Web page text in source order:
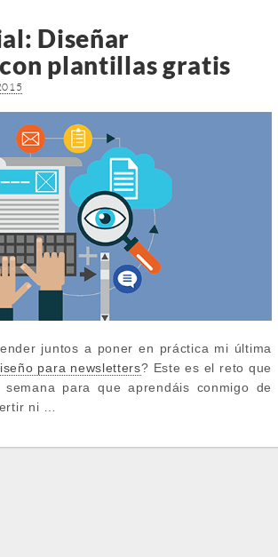
Diseñar
plantillas gratis
juntos a poner en práctica mi última
para newsletters? Este es el reto que
para que aprendáis conmigo de
ni …